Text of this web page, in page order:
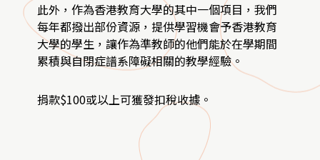
此外，作為香港教育大學的其中一個項目，我們
每年都撥出部份資源，提供學習機會予香港教育
大學的學生，讓作為準教師的他們能於在學期間
累積與自閉症譜系障礙相關的教學經驗。
捐款$100或以上可獲發扣稅收據。